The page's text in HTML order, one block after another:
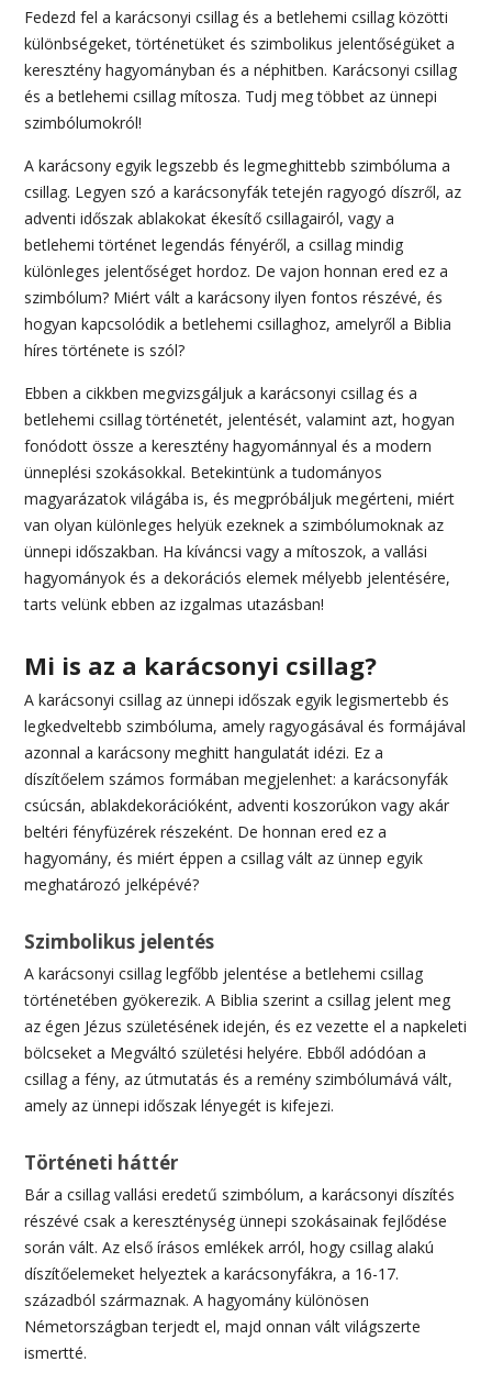
Fedezd fel a karácsonyi csillag és a betlehemi csillag közötti
különbségeket, történetüket és szimbolikus jelentőségüket a
keresztény hagyományban és a néphitben. Karácsonyi csillag
és a betlehemi csillag mítosza. Tudj meg többet az ünnepi
szimbólumokról!
A karácsony egyik legszebb és legmeghittebb szimbóluma a
csillag. Legyen szó a karácsonyfák tetején ragyogó díszről, az
adventi időszak ablakokat ékesítő csillagairól, vagy a
betlehemi történet legendás fényéről, a csillag mindig
különleges jelentőséget hordoz. De vajon honnan ered ez a
szimbólum? Miért vált a karácsony ilyen fontos részévé, és
hogyan kapcsolódik a betlehemi csillaghoz, amelyről a Biblia
híres története is szól?
Ebben a cikkben megvizsgáljuk a karácsonyi csillag és a
betlehemi csillag történetét, jelentését, valamint azt, hogyan
fonódott össze a keresztény hagyománnyal és a modern
ünneplési szokásokkal. Betekintünk a tudományos
magyarázatok világába is, és megpróbáljuk megérteni, miért
van olyan különleges helyük ezeknek a szimbólumoknak az
ünnepi időszakban. Ha kíváncsi vagy a mítoszok, a vallási
hagyományok és a dekorációs elemek mélyebb jelentésére,
tarts velünk ebben az izgalmas utazásban!
Mi is az a karácsonyi csillag?
A karácsonyi csillag az ünnepi időszak egyik legismertebb és
legkedveltebb szimbóluma, amely ragyogásával és formájával
azonnal a karácsony meghitt hangulatát idézi. Ez a
díszítőelem számos formában megjelenhet: a karácsonyfák
csúcsán, ablakdekorációként, adventi koszorúkon vagy akár
beltéri fényfüzérek részeként. De honnan ered ez a
hagyomány, és miért éppen a csillag vált az ünnep egyik
meghatározó jelképévé?
Szimbolikus jelentés
A karácsonyi csillag legfőbb jelentése a betlehemi csillag
történetében gyökerezik. A Biblia szerint a csillag jelent meg
az égen Jézus születésének idején, és ez vezette el a napkeleti
bölcseket a Megváltó születési helyére. Ebből adódóan a
csillag a fény, az útmutatás és a remény szimbólumává vált,
amely az ünnepi időszak lényegét is kifejezi.
Történeti háttér
Bár a csillag vallási eredetű szimbólum, a karácsonyi díszítés
részévé csak a kereszténység ünnepi szokásainak fejlődése
során vált. Az első írásos emlékek arról, hogy csillag alakú
díszítőelemeket helyeztek a karácsonyfákra, a 16-17.
századból származnak. A hagyomány különösen
Németországban terjedt el, majd onnan vált világszerte
ismertté.